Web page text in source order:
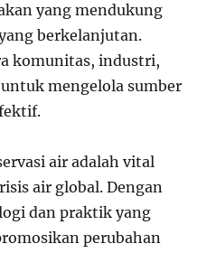
yang mendukung
berkelanjutan.
komunitas, industri,
mengelola sumber
air adalah vital
air global. Dengan
dan praktik yang
perubahan